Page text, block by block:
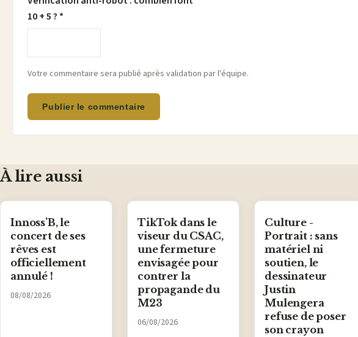
10 + 5 ? *
Votre commentaire sera publié après validation par l'équipe.
Publier le commentaire
À lire aussi
Innoss’B, le
concert de ses
rêves est
officiellement
annulé !
08/08/2026
TikTok dans le
viseur du CSAC,
une fermeture
envisagée pour
contrer la
propagande du
M23
06/08/2026
Culture -
Portrait : sans
matériel ni
soutien, le
dessinateur
Justin
Mulengera
refuse de poser
son crayon